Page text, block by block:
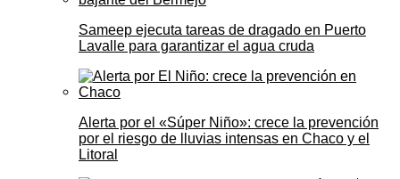
Sameep ejecuta tareas de dragado en Puerto
Lavalle para garantizar el agua cruda
Alerta por el «Súper Niño»: crece la prevención
por el riesgo de lluvias intensas en Chaco y el
Litoral